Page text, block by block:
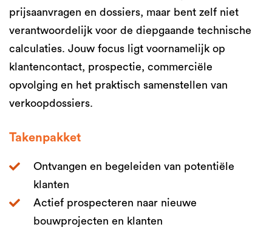
prijsaanvragen en dossiers, maar bent zelf niet
verantwoordelijk voor de diepgaande technische
calculaties. Jouw focus ligt voornamelijk op
klantencontact, prospectie, commerciële
opvolging en het praktisch samenstellen van
verkoopdossiers.
Takenpakket
Ontvangen en begeleiden van potentiële
klanten
Actief prospecteren naar nieuwe
bouwprojecten en klanten